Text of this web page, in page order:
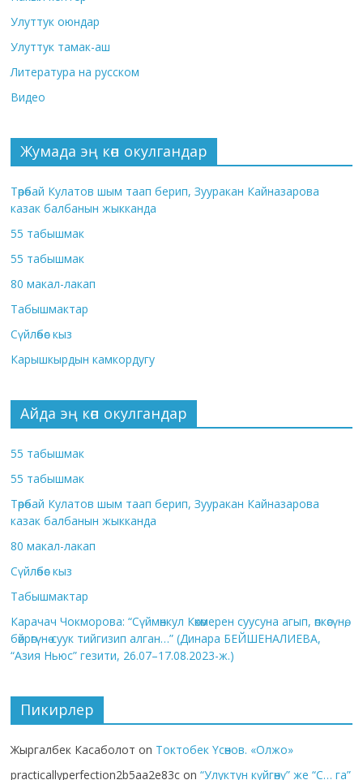
Улуттук оюндар
Улуттук тамак-аш
Литература на русском
Видео
Жумада эң көп окулгандар
Төрөбай Кулатов шым таап берип, Зууракан Кайназарова
казак балбанын жыкканда
55 табышмак
55 табышмак
80 макал-лакап
Табышмактар
Сүйлөбөс кыз
Карышкырдын камкордугу
Айда эң көп окулгандар
55 табышмак
55 табышмак
Төрөбай Кулатов шым таап берип, Зууракан Кайназарова
казак балбанын жыкканда
80 макал-лакап
Сүйлөбөс кыз
Табышмактар
Карачач Чокморова: “Сүймөнкул Көкөмерен суусуна агып, өпкөсүнө,
бөйрөгүнө суук тийгизип алган…” (Динара БЕЙШЕНАЛИЕВА,
“Азия Ньюс” гезити, 26.07–17.08.2023-ж.)
Пикирлер
Жыргалбек Касаболот on Токтобек Үсөнов. «Олжо»
practicallyperfection2b5aa2e83c on“Улуктун күйгөнү” же “С… га”